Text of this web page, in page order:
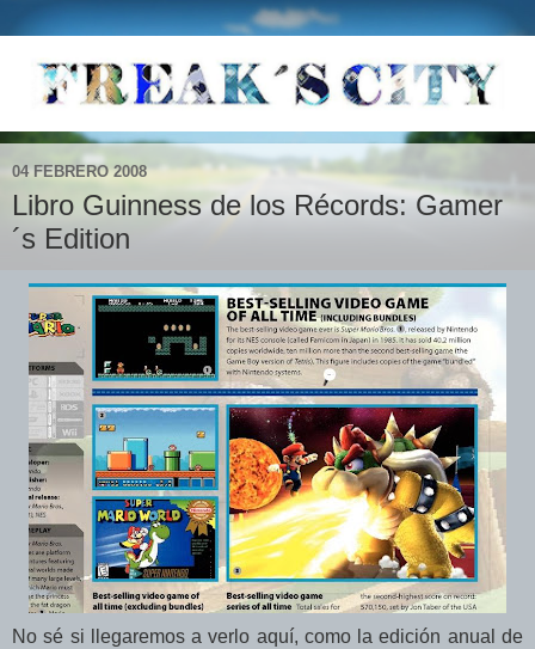
04 FEBRERO 2008
Libro Guinness de los Récords: Gamer
´s Edition
No sé si llegaremos a verlo aquí, como la edición anual de